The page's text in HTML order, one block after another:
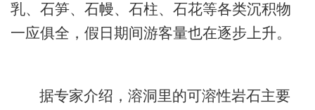
乳、石笋、石幔、石柱、石花等各类沉积物
一应俱全，假日期间游客量也在逐步上升。
据专家介绍，溶洞里的可溶性岩石主要